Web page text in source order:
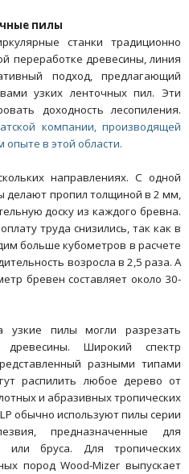
пилы
станки традиционно
переработке древесины, линия
подход, предлагающий
узких ленточных пил. Эти
доходность лесопиления.
компании, производящей
опыте в этой области.
направлениях. С одной
делают пропил толщиной в 2 мм,
доску из каждого бревна.
труда снизились, так как в
больше кубометров в расчете
возросла в 2,5 раза. А
бревен составляет около 30-
пилы могли разрезать
Широкий спектр
разными типами
распилить любое дерево от
и абразивных тропических
обычно используют пилы серии
предназначенные для
или бруса. Для тропических
пород Wood-Mizer выпускает